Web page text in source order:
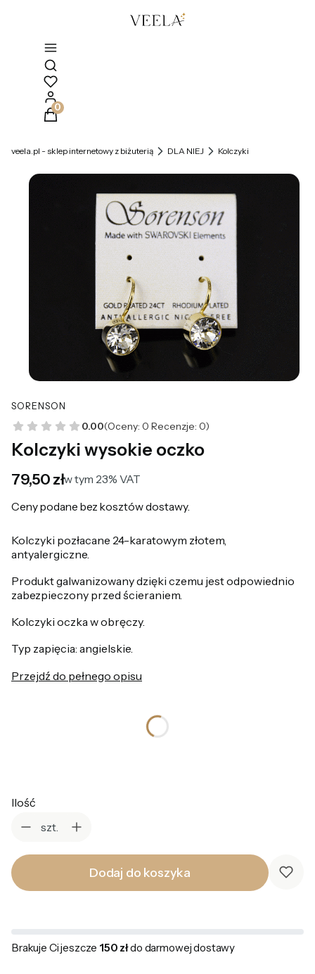
Otwórz wyszukiwarkę
Produkty w koszyku: 0. Zobacz szczegóły
veela.pl - sklep internetowy z biżuterią DLA NIEJ Kolczyki
SORENSON
0.00(Oceny: 0 Recenzje: 0)
Kolczyki wysokie oczko
Cena
79,50 złw tym 23% VAT
w tym 23% VAT
Ceny podane bez kosztów dostawy.
Kolczyki pozłacane 24-karatowym złotem,
antyalergiczne.
Produkt galwanizowany dzięki czemu jest odpowiednio
zabezpieczony przed ścieraniem.
Kolczyki oczka w obręczy.
Typ zapięcia: angielskie.
Przejdź do pełnego opisu
Ilość
szt.
Dodaj do koszyka
Brakuje Ci jeszcze 150 złdo darmowej dostawy